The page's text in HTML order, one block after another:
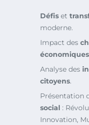
Défis et
moderne.
Impact des
économiques
Analyse des
citoyens.
Présentation
social :
Innovation,